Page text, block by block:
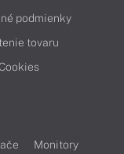
podmienky
tovaru
Cookies
Monitory